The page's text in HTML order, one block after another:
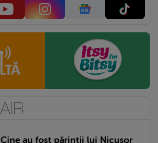
Cine au fost părinții lui Nicușor